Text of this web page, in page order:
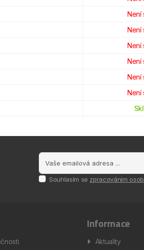
Není
Není
Není
Není
Není
Není
Souhlasím se zpracováním
Informace
Aktuality